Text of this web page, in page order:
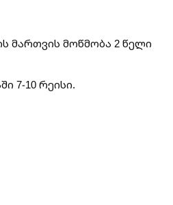
მართვის მოწმობა 2 წელი
7-10 რეისი.